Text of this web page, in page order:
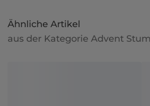
Ähnliche Artikel
aus der Kategorie Advent